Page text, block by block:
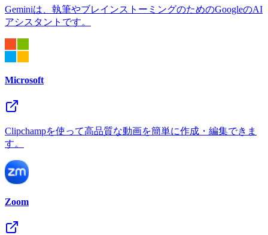
Geminiは、執筆やブレインストーミングのためのGoogleのAI
アシスタントです。
Microsoft
Clipchampを使って高品質な動画を簡単に作成・編集できま
す。
Zoom